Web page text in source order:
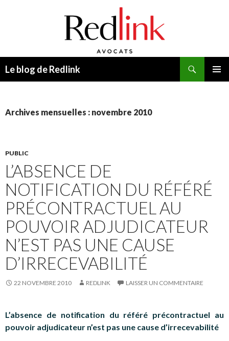
Le blog de Redlink
Archives mensuelles : novembre 2010
PUBLIC
L’ABSENCE DE
NOTIFICATION DU RÉFÉRÉ
PRÉCONTRACTUEL AU
POUVOIR ADJUDICATEUR
N’EST PAS UNE CAUSE
D’IRRECEVABILITÉ
22 NOVEMBRE 2010 REDLINK LAISSER UN COMMENTAIRE
L’absence de notification du référé précontractuel au
pouvoir adjudicateur n’est pas une cause d’irrecevabilité